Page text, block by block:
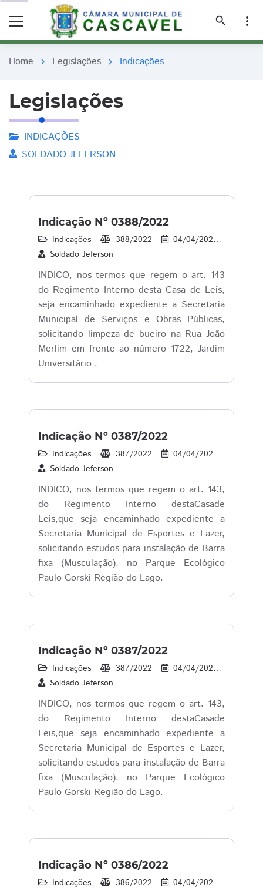
search
more_vert
Home chevron_right Legislações chevron_right Indicações
Legislações
INDICAÇÕES
SOLDADO JEFERSON
Indicação Nº 0388/2022
Indicações 388/2022 04/04/2022
Soldado Jeferson
INDICO, nos termos que regem o art. 143
do Regimento Interno desta Casa de Leis,
seja encaminhado expediente a Secretaria
Municipal de Serviços e Obras Públicas,
solicitando limpeza de bueiro na Rua João
Merlim em frente ao número 1722, Jardim
Universitário .
Indicação Nº 0387/2022
Indicações 387/2022 04/04/2022
Soldado Jeferson
INDICO, nos termos que regem o art. 143,
do Regimento Interno destaCasade
Leis,que seja encaminhado expediente a
Secretaria Municipal de Esportes e Lazer,
solicitando estudos para instalação de Barra
fixa (Musculação), no Parque Ecológico
Paulo Gorski Região do Lago.
Indicação Nº 0387/2022
Indicações 387/2022 04/04/2022
Soldado Jeferson
INDICO, nos termos que regem o art. 143,
do Regimento Interno destaCasade
Leis,que seja encaminhado expediente a
Secretaria Municipal de Esportes e Lazer,
solicitando estudos para instalação de Barra
fixa (Musculação), no Parque Ecológico
Paulo Gorski Região do Lago.
Indicação Nº 0386/2022
Indicações 386/2022 04/04/2022